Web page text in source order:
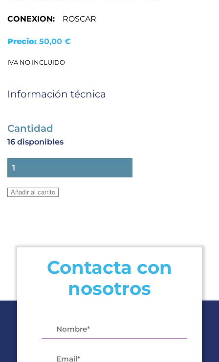
CONEXION: ROSCAR
Precio: 50,00 €
IVA NO INCLUIDO
Información técnica
Cantidad
16 disponibles
VALVULA
EXPANSION
TES55
Añadir al carrito
Contacta con
nosotros